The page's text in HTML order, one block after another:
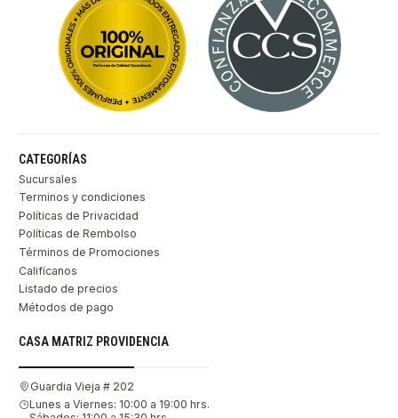
CATEGORÍAS
Sucursales
Terminos y condiciones
Políticas de Privacidad
Políticas de Rembolso
Términos de Promociones
Califícanos
Listado de precios
Métodos de pago
CASA MATRIZ PROVIDENCIA
Guardia Vieja # 202
Lunes a Viernes: 10:00 a 19:00 hrs.